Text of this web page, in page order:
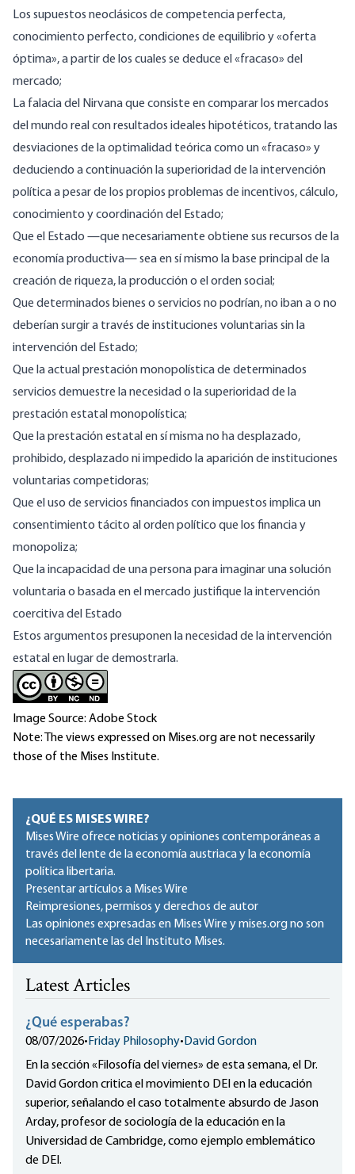
Los supuestos neoclásicos de competencia perfecta,
conocimiento perfecto, condiciones de equilibrio y «oferta
óptima», a partir de los cuales se deduce el «fracaso» del
mercado;
La falacia del Nirvana que consiste en comparar los mercados
del mundo real con resultados ideales hipotéticos, tratando las
desviaciones de la optimalidad teórica como un «fracaso» y
deduciendo a continuación la superioridad de la intervención
política a pesar de los propios problemas de incentivos, cálculo,
conocimiento y coordinación del Estado;
Que el Estado —que necesariamente obtiene sus recursos de la
economía productiva— sea en sí mismo la base principal de la
creación de riqueza, la producción o el orden social;
Que determinados bienes o servicios no podrían, no iban a o no
deberían surgir a través de instituciones voluntarias sin la
intervención del Estado;
Que la actual prestación monopolística de determinados
servicios demuestre la necesidad o la superioridad de la
prestación estatal monopolística;
Que la prestación estatal en sí misma no ha desplazado,
prohibido, desplazado ni impedido la aparición de instituciones
voluntarias competidoras;
Que el uso de servicios financiados con impuestos implica un
consentimiento tácito al orden político que los financia y
monopoliza;
Que la incapacidad de una personapara imaginaruna solución
voluntaria o basada en el mercado justifique la intervención
coercitiva del Estado
Estos argumentos presuponen la necesidad de la intervención
estatal en lugar de demostrarla.
Image Source: Adobe Stock
Note: The views expressed on Mises.org are not necessarily
those of the Mises Institute.
¿QUÉ ES MISES WIRE?
Mises Wire ofrece noticias y opiniones contemporáneas a
través del lente de la economía austriaca y la economía
política libertaria.
Presentar artículos a Mises Wire
Reimpresiones, permisos y derechos de autor
Las opiniones expresadas en Mises Wire y mises.org no son
necesariamente las del Instituto Mises.
Latest Articles
¿Qué esperabas?
08/07/2026• Friday Philosophy• David Gordon
En la sección «Filosofía del viernes» de esta semana, el Dr.
David Gordon critica el movimiento DEI en la educación
superior, señalando el caso totalmente absurdo de Jason
Arday, profesor de sociología de la educación en la
Universidad de Cambridge, como ejemplo emblemático
de DEI.